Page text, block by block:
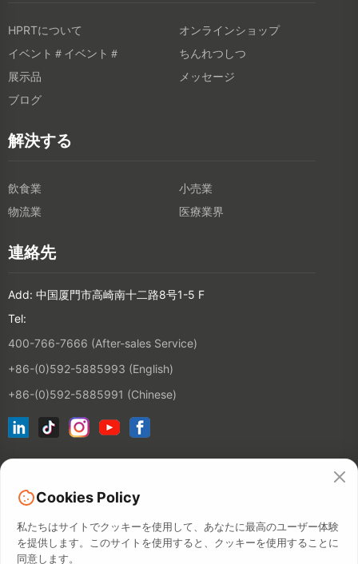
HPRTについて
オンラインショップ
イベント＃イベント＃
ちんれつしつ
展示品
メッセージ
ブログ
解決する
飲食業
小売業
物流業
医療業界
連絡先
Add: 中国厦門市高崎南十二路8号1-5 F
Tel:
400-766-7666 (After-sales Service)
+86-(0)592-5885993 (English)
+86-(0)592-5885991 (Chinese)
Cookies Policy
私たちはサイトでクッキーを使用して、あなたに最高のユーザー体験
を提供します。このサイトを使用すると、クッキーを使用することに
同意します。